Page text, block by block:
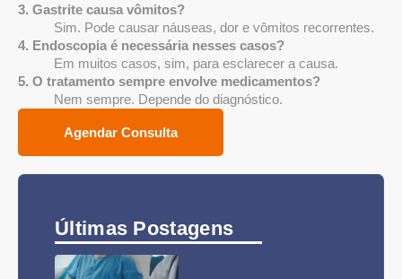
3. Gastrite causa vômitos?
Sim. Pode causar náuseas, dor e vômitos recorrentes.
4. Endoscopia é necessária nesses casos?
Em muitos casos, sim, para esclarecer a causa.
5. O tratamento sempre envolve medicamentos?
Nem sempre. Depende do diagnóstico.
Agendar Consulta
Últimas Postagens